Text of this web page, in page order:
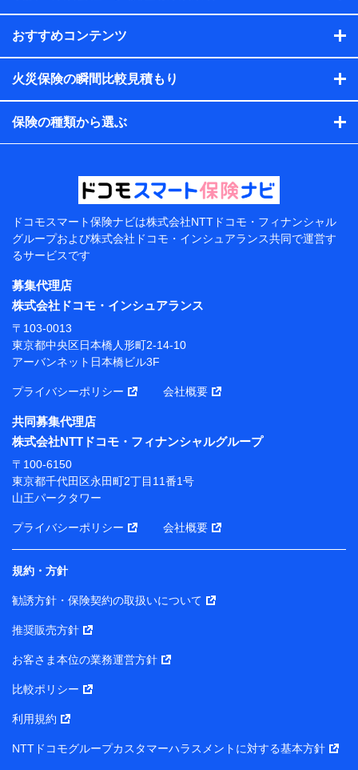
析して、お客さまの趣味・嗜好・傾向に応じたサービス・商
各種セミナーの開催のため
コンサルティングサービスの実施のため
アンケートやキャンペーン等の実施のため
上記に係る案内・手続き・管理等付帯業務を行うため
当該個人データを取り扱う各共同利用者（詳細は次のと
東京都千代田区永田町2丁目11番1号 山王パークタワー
株式会社NTTドコモ 代表取締役社長 前田 義晃
東京都中央区日本橋人形町2-14-10 アーバンネット日
本橋ビル 3F
長 吉村 忠義
※ 当社および株式会社NTTドコモは、お客さまの情報
ソナルデータ憲章」に定める行動原則を順守します 。
※ パーソナルデータダッシュボードの「第三者提供の
管理」の設定状態にかかわらず、共同利用する場合があ
ります。
※ dポイントクラブ会員ではないお客さま（2019年12
月11日以降、一度もdポイントクラブ会員であったこと
がないお客さまに限る）に関する、2019年12月10日以
前に取得した個人データは、こちら の利用目的の範囲内
当社は株式会社NTTドコモ・フィナンシャルグループ
との間で、以下のとおり個人データを共同利用しま
す。
【共同して利用される利用データの項目】
当社または株式会社NTTドコモ・フィナンシャルグルー
の個人データ
基本情報
性、連絡先、dポイントサービスのご利用に関する情報。例
おすすめコンテンツ
火災保険の瞬間比較見積もり
保険の種類から選ぶ
ドコモスマート保険ナビは株式会社NTTドコモ・フィナンシャル
グループおよび株式会社ドコモ・インシュアランス共同で運営す
るサービスです
募集代理店
株式会社ドコモ・インシュアランス
〒103-0013
東京都中央区日本橋人形町2-14-10
アーバンネット日本橋ビル3F
プライバシーポリシー 会社概要
共同募集代理店
株式会社NTTドコモ・フィナンシャルグループ
〒100-6150
東京都千代田区永田町2丁目11番1号
山王パークタワー
プライバシーポリシー 会社概要
規約・方針
勧誘方針・保険契約の取扱いについて
推奨販売方針
お客さま本位の業務運営方針
比較ポリシー
利用規約
NTTドコモグループカスタマーハラスメントに対する基本方針